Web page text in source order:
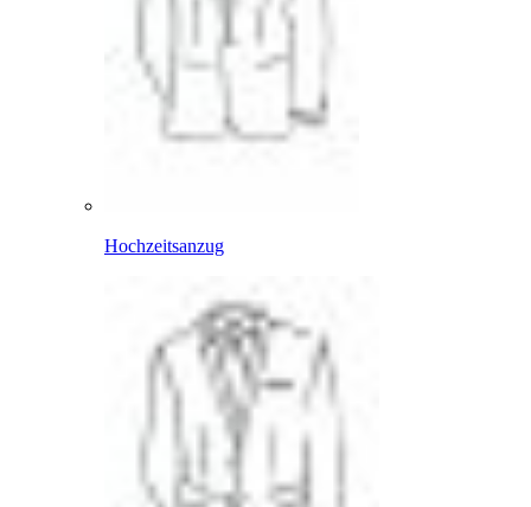
Hochzeitsanzug